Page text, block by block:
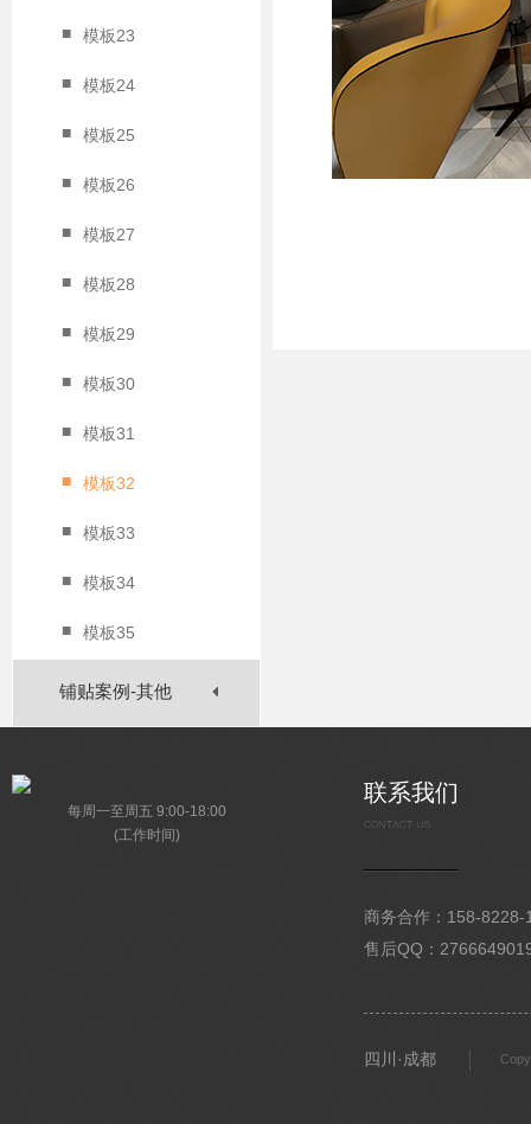
■ 模板23
■ 模板24
■ 模板25
■ 模板26
■ 模板27
■ 模板28
■ 模板29
■ 模板30
■ 模板31
■ 模板32
■ 模板33
■ 模板34
■ 模板35
铺贴案例-其他
每周一至周五 9:00-18:00
(工作时间)
联系我们
商务合作：158-
售后QQ：
四川·成都